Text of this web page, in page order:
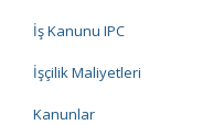
İş Kanunu IPC
İşçilik Maliyetleri
Kanunlar